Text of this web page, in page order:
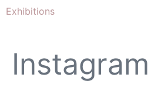
Exhibitions
Instagram